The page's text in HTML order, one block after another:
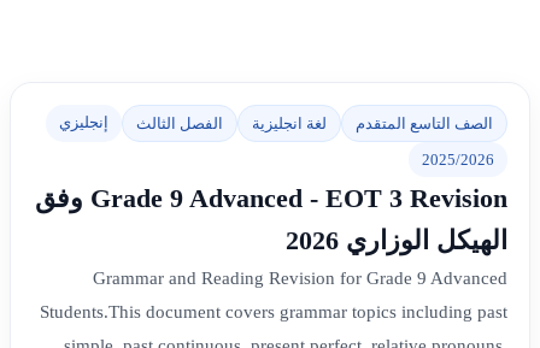
الصف التاسع المتقدم لغة انجليزية الفصل الثالث إنجليزي
2025/2026
Grade 9 Advanced - EOT 3 Revision وفق
الهيكل الوزاري 2026
Grammar and Reading Revision for Grade 9 Advanced
Students.This document covers grammar topics including past